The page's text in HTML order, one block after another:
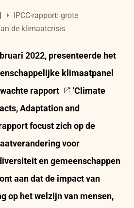
IPCC-rapport: grote
de klimaatcrisis
2022, presenteerde het
klimaatpanel
rapport
‘Climate
Adaptation and
focust zich op de
voor
en gemeenschappen
aan dat de impact van
op het welzijn van mensen,